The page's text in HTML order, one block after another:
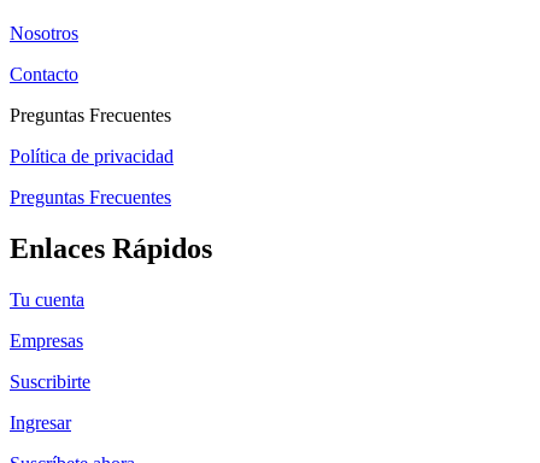
Nosotros
Contacto
Preguntas Frecuentes
Política de privacidad
Preguntas Frecuentes
Enlaces Rápidos
Tu cuenta
Empresas
Suscribirte
Ingresar